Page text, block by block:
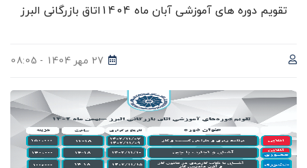
تقویم دوره های آموزشی آبان ماه 1404اتاق بازرگانی البرز
27 مهر 1404 - 08:05